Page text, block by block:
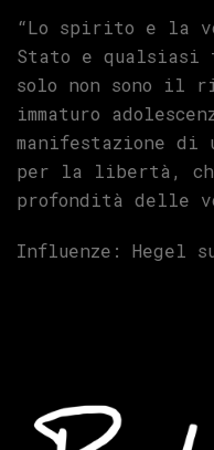
“Lo spirito e la
Stato e
solo non sono il
immaturo
manifestazione di
per la libertà,
profondità delle
Influenze: Hegel